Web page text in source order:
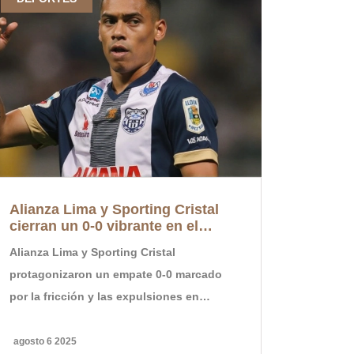
Alianza Lima y Sporting Cristal
cierran un 0-0 vibrante en el
polémicas y expulsiones
Alianza Lima y Sporting Cristal
protagonizaron un empate 0-0 marcado
por la fricción y las expulsiones en
Guillermo Viscarra y una defensa sólida,
agosto 6 2025